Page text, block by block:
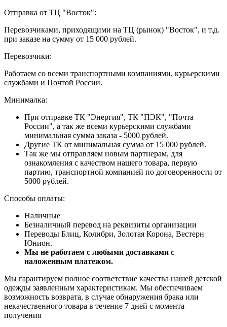
Отправка от ТЦ "Восток":
Перевозчиками, приходящими на ТЦ (рынок) "Восток", и т.д.
при заказе на сумму от 15 000 рублей.
Перевозчики:
Работаем со всеми транспортными компаниями, курьерскими
службами и Почтой России.
Минималка:
При отправке ТК "Энергия", ТК "ПЭК", "Почта
России", а так же всеми курьерскими службами
минимальная сумма заказа - 5000 рублей.
Другие ТК от минимальная сумма от 15 000 рублей.
Так же мы отправляем новым партнерам, для
ознакомления с качеством нашего товара, первую
партию, транспортной компанией по договоренности от
5000 рублей.
Способы оплаты:
Наличные
Безналичный перевод на реквизиты организации
Переводы Блиц, Колибри, Золотая Корона, Вестерн
Юнион.
Мы не работаем с любыми доставками с
наложенным платежом.
Мы гарантируем полное соответствие качества нашей детской
одежды заявленным характеристикам. Мы обеспечиваем
возможность возврата, в случае обнаружения брака или
некачественного товара в течение 7 дней с момента
получения